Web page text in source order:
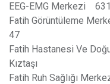
EEG-EMG Merkezi
Fatih Görüntüleme
47
Fatih Hastanesi Ve
Kıztaşı
Fatih Ruh Sağlığı